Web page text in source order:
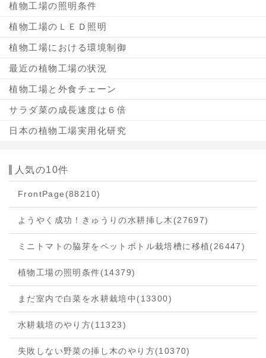
植物工場の照明条件
植物工場のＬＥＤ照明
植物工場における環境制御
最近の植物工場の状況
植物工場と外食チェーン
サラダ菜の成長速度は６倍
日本の植物工場実用化研究
人気の10件
FrontPage (88210)
ようやく成功！きゅうりの水耕挿し木 (27697)
ミニトマトの脇芽をペットボトル栽培槽に移植(26447)
植物工場の照明条件(14379)
まだ室内で白菜を水耕栽培中 (13300)
水耕栽培のやり方(11323)
失敗しない野菜の挿し木のやり方(10370)